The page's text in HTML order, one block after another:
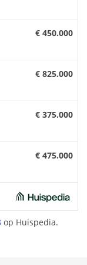
€ 450.000
€ 825.000
€ 375.000
€ 475.000
op Huispedia.